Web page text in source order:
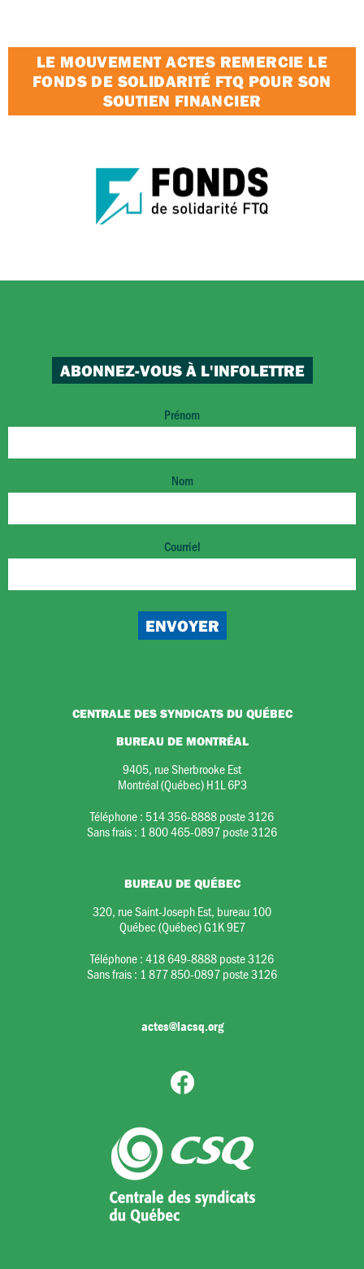
LE MOUVEMENT ACTES REMERCIE LE
FONDS DE SOLIDARITÉ FTQ POUR SON
SOUTIEN FINANCIER
ABONNEZ-VOUS À L'INFOLETTRE
Prénom
Nom
Courriel
CENTRALE DES SYNDICATS DU QUÉBEC
BUREAU DE MONTRÉAL
9405, rue Sherbrooke Est
Montréal (Québec) H1L 6P3
Téléphone : 514 356-8888 poste 3126
Sans frais : 1 800 465-0897 poste 3126
BUREAU DE QUÉBEC
320, rue Saint-Joseph Est, bureau 100
Québec (Québec) G1K 9E7
Téléphone :418 649-8888 poste 3126
Sans frais : 1 877 850-0897 poste 3126
actes@lacsq.org